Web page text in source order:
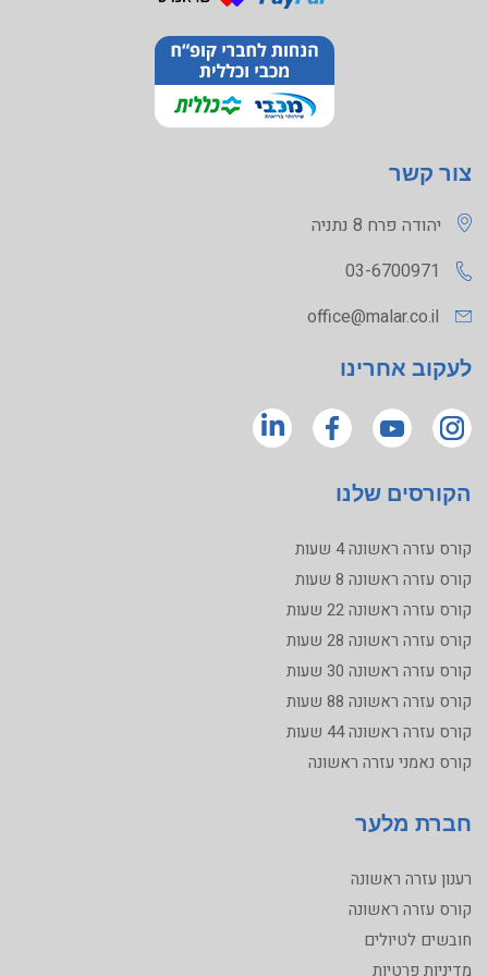
צור קשר
יהודה פרח 8 נתניה
03-6700971
office@malar.co.il
לעקוב אחרינו
הקורסים שלנו
קורס עזרה ראשונה 4 שעות
קורס עזרה ראשונה 8 שעות
קורס עזרה ראשונה 22 שעות
קורס עזרה ראשונה 28 שעות
קורס עזרה ראשונה 30 שעות
קורס עזרה ראשונה 88 שעות
קורס עזרה ראשונה 44 שעות
קורס נאמני עזרה ראשונה
חברת מלער
רענון עזרה ראשונה
קורס עזרה ראשונה
חובשים לטיולים
מדיניות פרטיות